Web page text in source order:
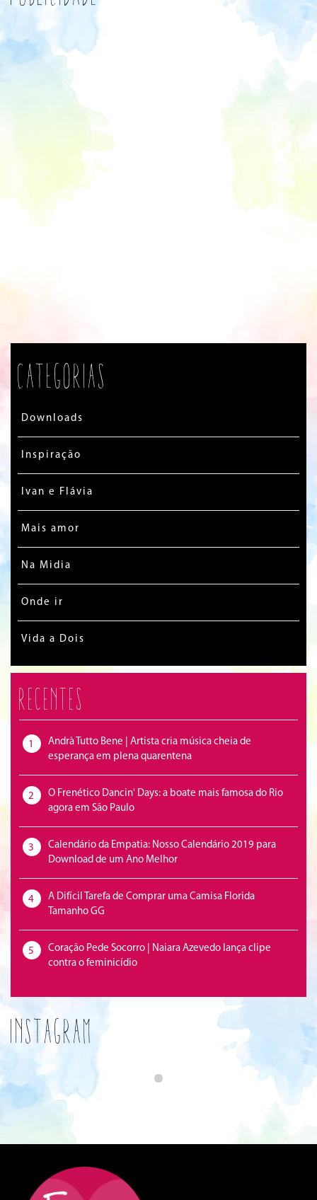
Categorias
Downloads
Inspiração
Ivan e Flávia
Mais amor
Na Midia
Onde ir
Vida a Dois
Recentes
1
Andrà Tutto Bene | Artista cria música cheia de
esperança em plena quarentena
2
O Frenético Dancin' Days: a boate mais famosa do Rio
agora em São Paulo
3
Calendário da Empatia: Nosso Calendário 2019 para
Download de um Ano Melhor
4
A Difícil Tarefa de Comprar uma Camisa Florida
Tamanho GG
5
Coração Pede Socorro | Naiara Azevedo lança clipe
contra o feminicídio
Instagram